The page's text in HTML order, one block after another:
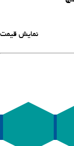
نمایش قیمت